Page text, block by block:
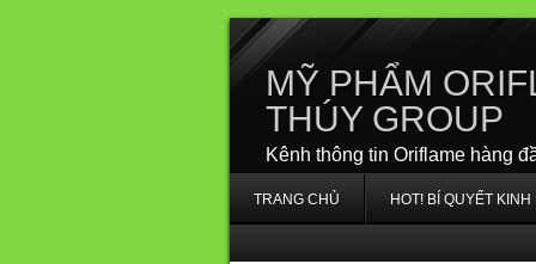
MỸ PHẨM
THÚY GROUP
Kênh thông tin Oriflame hàng
TRANG CHỦ HOT! BÍ QUYẾT